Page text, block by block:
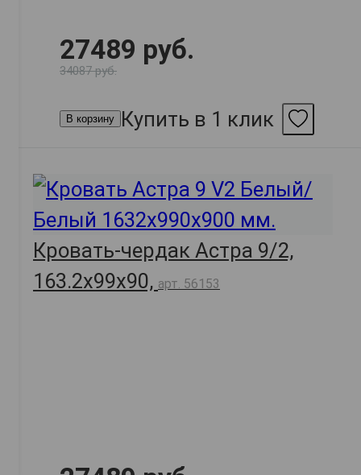
27489 руб.
34087 руб.
В корзину Купить в 1 клик
Кровать-чердак Астра 9/2,
163.2х99х90, арт. 56153